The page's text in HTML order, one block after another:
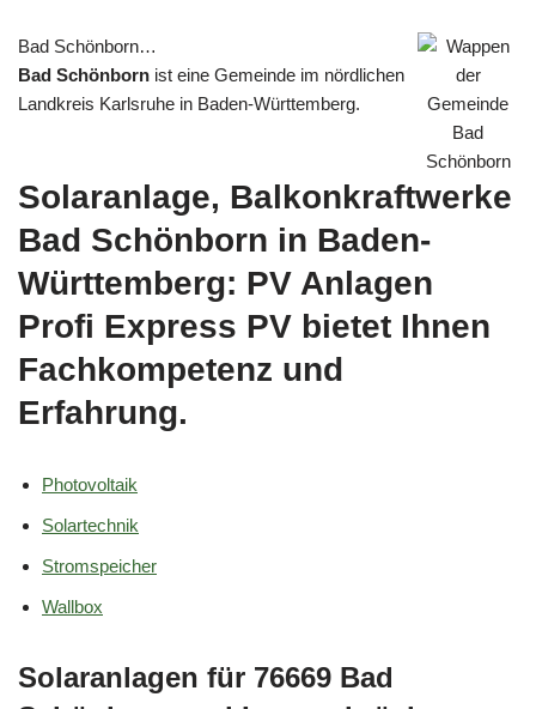
Bad Schönborn…
Bad Schönborn ist eine Gemeinde im nördlichen
Landkreis Karlsruhe in Baden-Württemberg.
Solaranlage, Balkonkraftwerke
Bad Schönborn in Baden-
Württemberg: PV Anlagen
Profi Express PV bietet Ihnen
Fachkompetenz und
Erfahrung.
Photovoltaik
Solartechnik
Stromspeicher
Wallbox
Solaranlagen für 76669 Bad